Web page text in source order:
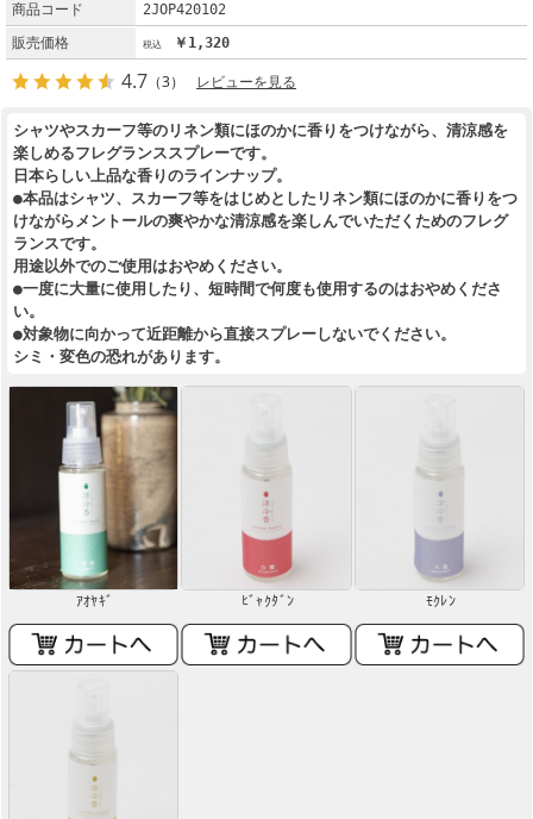
商品コード
2JOP420102
販売価格
￥1,320
4.7 （3） レビューを見る
シャツやスカーフ等のリネン類にほのかに香りをつけながら、清涼感を
楽しめるフレグランススプレーです。
日本らしい上品な香りのラインナップ。
●本品はシャツ、スカーフ等をはじめとしたリネン類にほのかに香りをつ
けながらメントールの爽やかな清涼感を楽しんでいただくためのフレグ
ランスです。
用途以外でのご使用はおやめください。
●一度に大量に使用したり、短時間で何度も使用するのはおやめくださ
い。
●対象物に向かって近距離から直接スプレーしないでください。
シミ・変色の恐れがあります。
ｱｵﾔｷﾞ ﾋﾞｬｸﾀﾞﾝ ﾓｸﾚﾝ